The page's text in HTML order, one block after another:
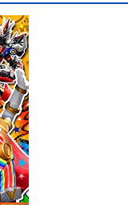
t
e